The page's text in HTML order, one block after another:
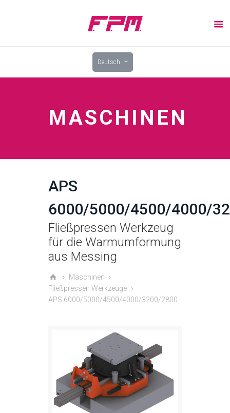
Deutsch
MASCHINEN
APS
6000/5000/4500/4000/
Fließpressen Werkzeug
für die Warmumformung
aus Messing
Maschinen
Fließpressen Werkzeuge
APS 6000/5000/4500/4000/3200/2800